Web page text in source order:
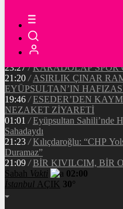
/ MHP EYÜPSULTAN
13:33
/ BAŞKAN DR.
KAMUOYUNA AÇIKLAMA
Makyaj Sanatçısı Uzay
Başarılarıyla Türkiye’yi Temsil
23:27 / KARADOLAP SPOR
21:20 / ASIRLIK ÇINAR
EYÜPSULTAN’IN
19:46 / ESEDER’DEN
NEZAKET ZİYARETİ
01:01 / Eyüpsultan Sahili’nde
Sahadaydı
21:23 / Kılıçdaroğlu: “CHP
Duramaz”
21:09 / BİR KIVILCIM, BİR
Sabah Vakti
02:00
İstanbul AÇIK 30°